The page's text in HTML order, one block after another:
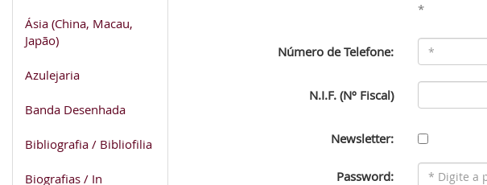
Ásia (China, Macau,
Japão)
Azulejaria
Banda Desenhada
Bibliografia / Bibliofilia
Biografias / In
*
Número de Telefone:
N.I.F. (Nº Fiscal)
Newsletter:
Password: